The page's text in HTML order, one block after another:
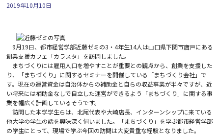
2019年10月10日
9月19日、都市経営学部近藤ゼミの3・4年生14人は山口県下関市唐戸にある
創業支援カフェ「カラスタ」を訪問しました。
まちづくりには雇用人口を増やすことが重要との観点から、創業を支援した
り、「まちづくり」に関するセミナーを開催している「まちづくり会社」で
す。現在の運営資金は自治体からの補助金と自らの収益事業が半々ですが、近
い将来には補助金なしで自立した運営ができるよう「まちづくり」に関する事
業を幅広く計画しているそうです。
訪問した本学学生らは、北尾代表や大崎店長、インターンシップに来ている
他大学の学生の話を興味深く伺いました。「まちづくり」を学ぶ都市経営学部
の学生にとって、現場で学ぶ今回の訪問は大変貴重な経験となりました。